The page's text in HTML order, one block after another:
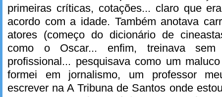
primeiras críticas, cotações... claro que
acordo com a idade. Também anotava
atores (começo do dicionário de
como o Oscar... enfim, treinava
profissional... pesquisava como um
formei em jornalismo, um professor
escrever na A Tribuna de Santos onde